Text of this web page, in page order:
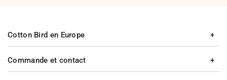
Commande et contact
Cotton Bird en Europe